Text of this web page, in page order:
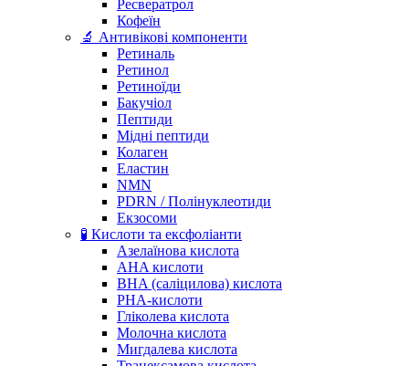
Ресвератрол
Кофеїн
🔬 Антивікові компоненти
Ретиналь
Ретинол
Ретиноїди
Бакучіол
Пептиди
Мідні пептиди
Колаген
Еластин
NMN
PDRN / Полінуклеотиди
Екзосоми
🧪 Кислоти та ексфоліанти
Азелаїнова кислота
AHA кислоти
BHA (саліцилова) кислота
PHA-кислоти
Гліколева кислота
Молочна кислота
Мигдалева кислота